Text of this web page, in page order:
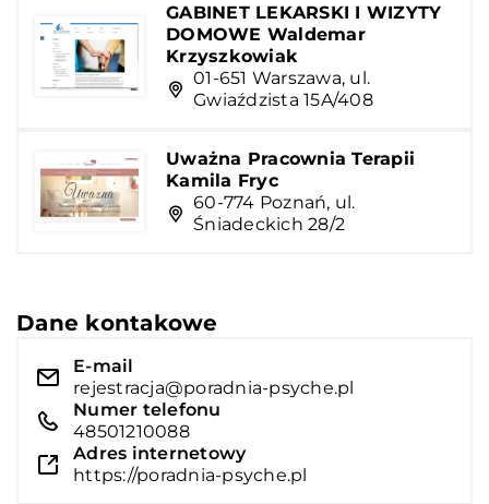
GABINET LEKARSKI I WIZYTY
DOMOWE Waldemar
Krzyszkowiak
01-651 Warszawa, ul.
Gwiaździsta 15A/408
Uważna Pracownia Terapii
Kamila Fryc
60-774 Poznań, ul.
Śniadeckich 28/2
Dane kontakowe
E-mail
rejestracja@poradnia-psyche.pl
Numer telefonu
48501210088
Adres internetowy
https://poradnia-psyche.pl